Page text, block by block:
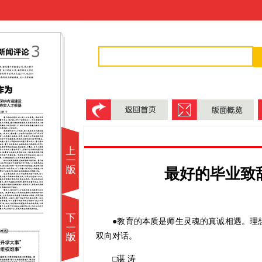
最好的毕业致
●教育的本质是师生灵魂的真诚相遇。理
双向对话。
□谌 涛